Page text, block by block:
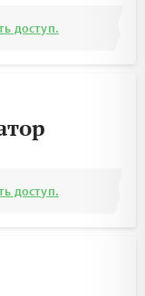
доступ.
доступ.